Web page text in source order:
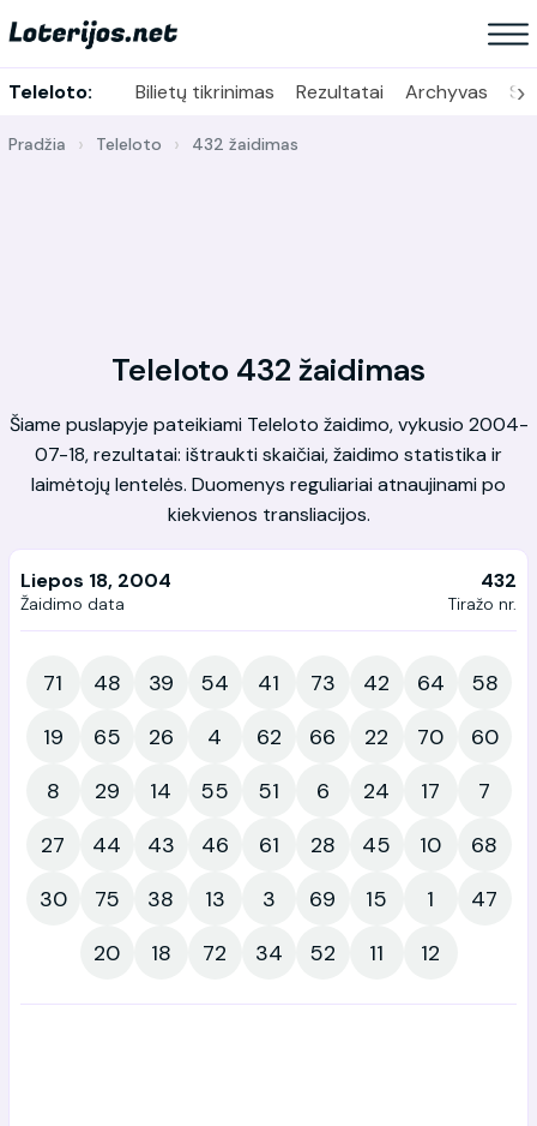
Teleloto: Bilietų tikrinimas Rezultatai Archyvas ›
Pradžia Teleloto 432 žaidimas
Teleloto 432 žaidimas
Šiame puslapyje pateikiami Teleloto žaidimo, vykusio 2004-
07-18, rezultatai: ištraukti skaičiai, žaidimo statistika ir
laimėtojų lentelės. Duomenys reguliariai atnaujinami po
kiekvienos transliacijos.
Liepos 18, 2004
Žaidimo data
432
Tiražo nr.
71 48 39 54 41 73 42 64
58
19
65 26 4 62 66 22 70
60
8
29 14 55 51 6 24 17
7
27
44 43 46 61 28 45 10
68
30
75 38 13 3 69 15 1
47
20
18 72 34 52 11 12